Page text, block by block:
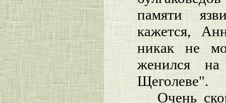
памяти
кажется,
никак не
женился
Щеголеве".
Очень